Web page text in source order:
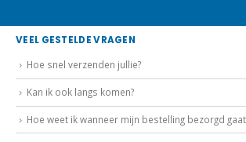
VEEL GESTELDE VRAGEN
Hoe snel verzenden jullie?
Kan ik ook langs komen?
Hoe weet ik wanneer mijn bestelling bezorgd